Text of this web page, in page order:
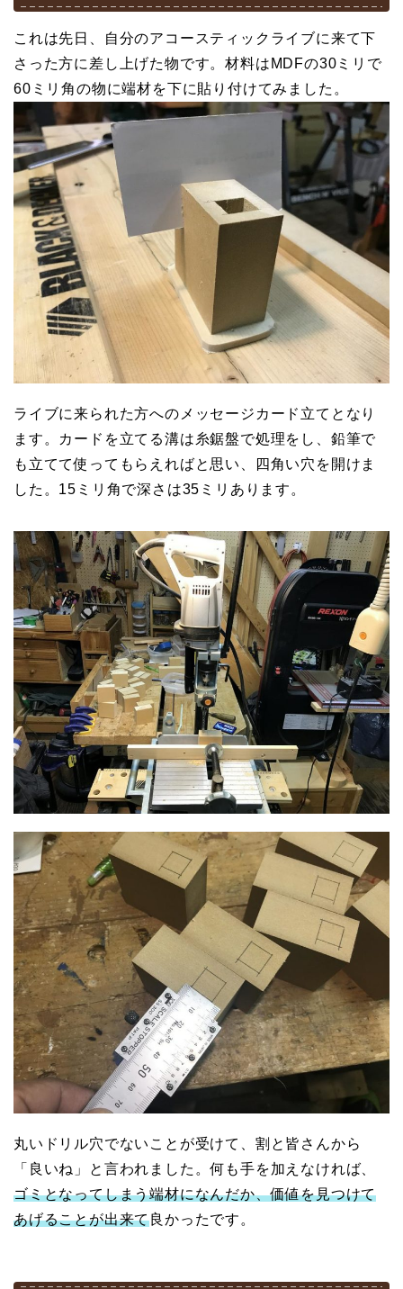
これは先日、自分のアコースティックライブに来て下
さった方に差し上げた物です。材料はMDFの30ミリで
60ミリ角の物に端材を下に貼り付けてみました。
ライブに来られた方へのメッセージカード立てとなり
ます。カードを立てる溝は糸鋸盤で処理をし、鉛筆で
も立てて使ってもらえればと思い、四角い穴を開けま
した。15ミリ角で深さは35ミリあります。
丸いドリル穴でないことが受けて、割と皆さんから
「良いね」と言われました。何も手を加えなければ、
ゴミとなってしまう端材になんだか、価値を見つけて
あげることが出来て良かったです。